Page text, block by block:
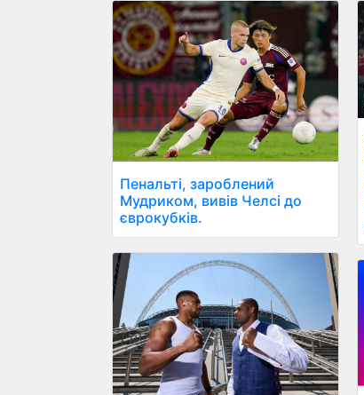
Пенальті, зароблений
Мудриком, вивів Челсі до
єврокубків.